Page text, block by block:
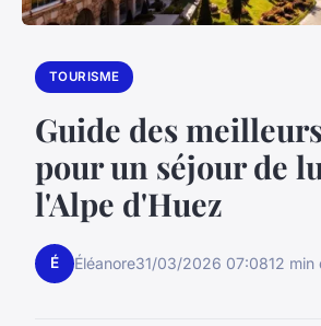
TOURISME
Guide des
pour un séjour de
l'Alpe d'Huez
É Éléanore31/03/2026 07:0812 min